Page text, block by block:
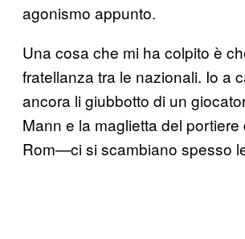
agonismo appunto.
Una cosa che mi ha colpito è
fratellanza tra le nazionali. Io a
ancora li giubbotto di un
Mann e la maglietta del portiere
Rom—ci si scambiano spesso